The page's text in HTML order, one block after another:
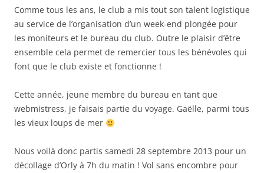
Comme tous les ans, le club a mis tout son talent logistique
au service de l’organisation d’un week-end plongée pour
les moniteurs et le bureau du club. Outre le plaisir d’être
ensemble cela permet de remercier tous les bénévoles qui
font que le club existe et fonctionne !
Cette année, jeune membre du bureau en tant que
webmistress, je faisais partie du voyage. Gaëlle, parmi tous
les vieux loups de mer
Nous voilà donc partis samedi 28 septembre 2013 pour un
décollage d’Orly à 7h du matin ! Vol sans encombre pour